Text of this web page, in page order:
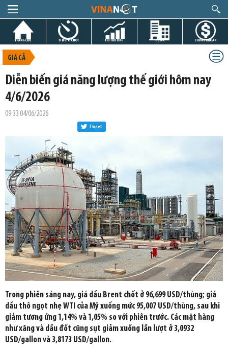
TRANG CHỦ TIN GIỜ CHÓT THỊ TRƯỜNG DỰ ÁN CHỨNG KHOÁN
GIÁ CẢ
Diễn biến giá năng lượng thế giới hôm nay
4/6/2026
09:33 04/06/2026
Tweet
Trong phiên sáng nay, giá dầu Brent chốt ở 96,699 USD/thùng; giá
dầu thô ngọt nhẹ WTI của Mỹ xuống mức 95,007 USD/thùng, sau khi
giảm tương ứng 1,14% và 1,05% so với phiên trước. Các mặt hàng
như xăng và dầu đốt cũng sụt giảm xuống lần lượt ở 3,0932
USD/gallon và 3,8173 USD/gallon.